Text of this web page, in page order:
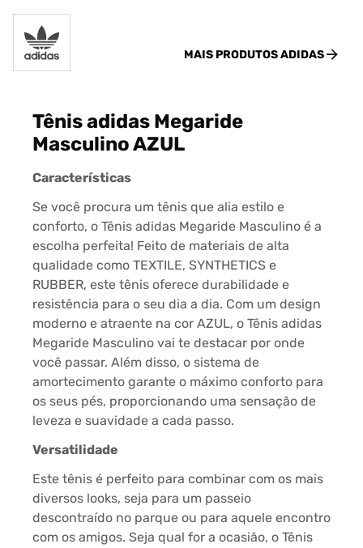
MAIS PRODUTOSADIDAS
Tênis adidas Megaride
Masculino AZUL
Características
Se você procura um tênis que alia estilo e
conforto, o Tênis adidas Megaride Masculino é a
escolha perfeita! Feito de materiais de alta
qualidade como TEXTILE, SYNTHETICS e
RUBBER, este tênis oferece durabilidade e
resistência para o seu dia a dia. Com um design
moderno e atraente na cor AZUL, o Tênis adidas
Megaride Masculino vai te destacar por onde
você passar. Além disso, o sistema de
amortecimento garante o máximo conforto para
os seus pés, proporcionando uma sensação de
leveza e suavidade a cada passo.
Versatilidade
Este tênis é perfeito para combinar com os mais
diversos looks, seja para um passeio
descontraído no parque ou para aquele encontro
com os amigos. Seja qual for a ocasião, o Tênis